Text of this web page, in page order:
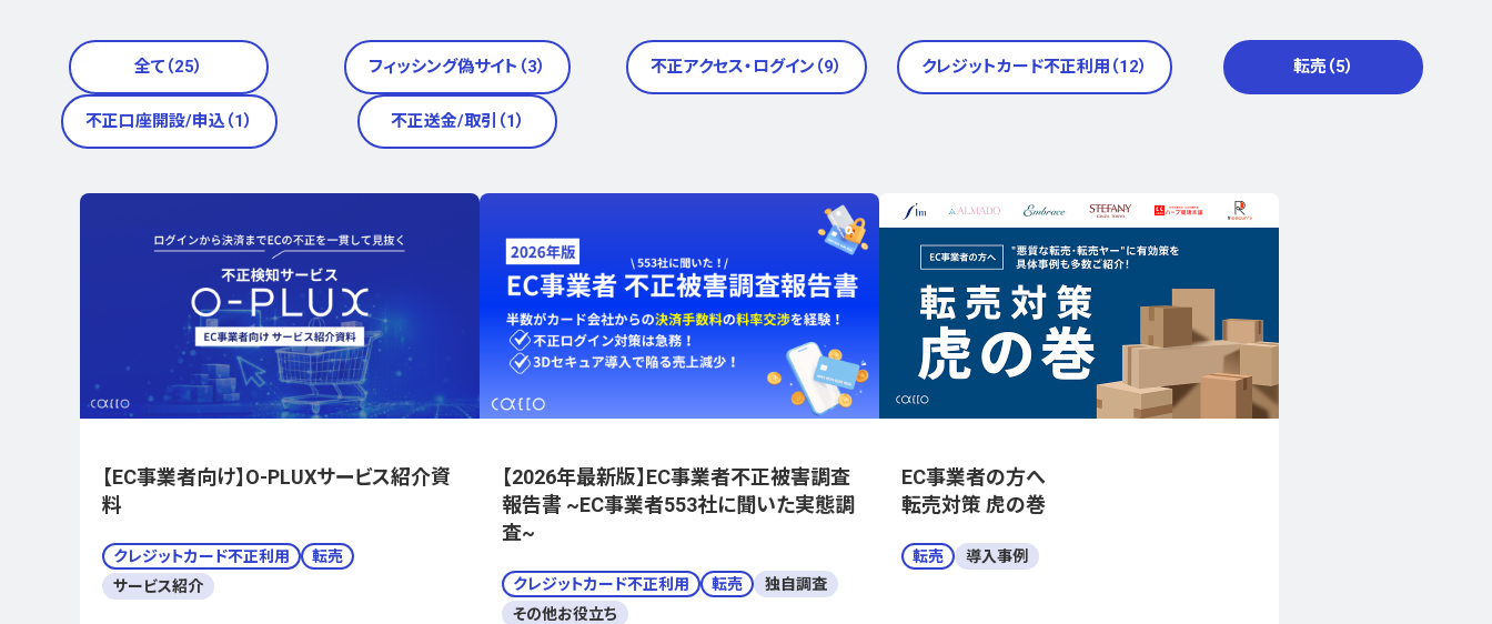
全て（25） フィッシング偽サイト（3） 不正アクセス・ログイン（9） クレジットカード不正利用（12） 転売（5）
不正口座開設/申込（1） 不正送金/取引（1）
【EC事業者向け】O-PLUXサービス紹介資
料
クレジットカード不正利用
転売
サービス紹介
【2026年最新版】EC事業者不正被害調査
報告書 ~EC事業者553社に聞いた実態調
査~
クレジットカード不正利用 転売
独自調査
その他お役立ち
EC事業者の方へ
転売対策 虎の巻
転売 導入事例